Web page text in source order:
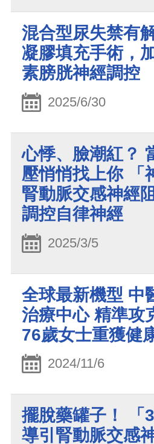
混合型尿失禁有
凝膠填充手術，
素膀胱神經調控
2025/6/30
心悸、臉潮紅？
壓悄悄找上你 「
腎動脈交感神經
調控自律神經
2025/3/5
全球最新機型 中
治療中心 精準攻
76歲女士重獲健
2024/11/6
擺脫藥罐子！ 「
導引腎動脈交感